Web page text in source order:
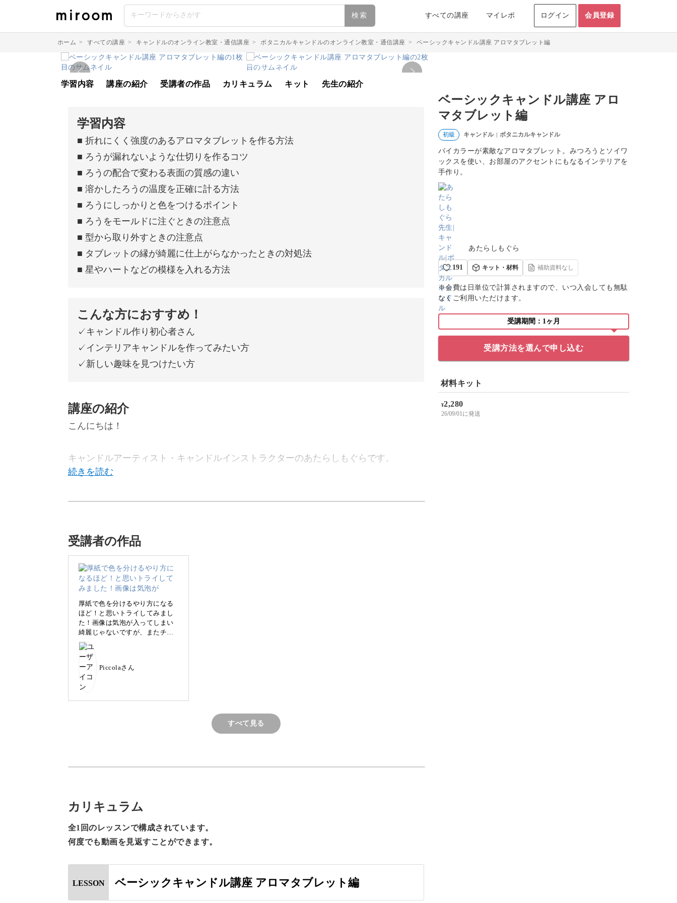
検索 すべての講座 マイレポ ログイン 会員登録
ホーム > すべての講座 > キャンドルのオンライン教室・通信講座 > ボタニカルキャンドルのオンライン教室・通信講座 > ベーシックキャンドル講座 アロマタブレット編
ベーシックキャンドル講座 アロ
マタブレット編
初級 キャンドル | ボタニカルキャンドル
バイカラーが素敵なアロマタブレット。みつろうとソイワ
ックスを使い、お部屋のアクセントにもなるインテリアを
手作り。
あたらしもぐら
191 キット・材料 補助資料なし
※会費は日単位で計算されますので、いつ入会しても無駄
なくご利用いただけます。
受講期間：1ヶ月
受講方法を選んで申し込む
材料キット
¥2,280
26/09/01に発送
学習内容 講座の紹介 受講者の作品 カリキュラム キット 先生の紹介
学習内容
■ 折れにくく強度のあるアロマタブレットを作る方法
■ ろうが漏れないような仕切りを作るコツ
■ ろうの配合で変わる表面の質感の違い
■ 溶かしたろうの温度を正確に計る方法
■ ろうにしっかりと色をつけるポイント
■ ろうをモールドに注ぐときの注意点
■ 型から取り外すときの注意点
■ タブレットの縁が綺麗に仕上がらなかったときの対処法
■ 星やハートなどの模様を入れる方法
こんな方におすすめ！
✓キャンドル作り初心者さん
✓インテリアキャンドルを作ってみたい方
✓新しい趣味を見つけたい方
講座の紹介
こんにちは！
キャンドルアーティスト・キャンドルインストラクターのあたらしもぐらです。
します。
きれいに仕上げるポイントを学んで、素敵なアロマタブレットを作ってみましょう！
アロマタブレットってどんなもの？
アロマタブレットとは、みつろうとソイワックスを使った香り付きのタブレット。
この講座ではろうの温度を正確に計る方法や、型から取り外すときの注意点など、基本
華やかすぎないシンプルなデザイン
韓国のアロマタブレットはお花などを使わず、シンプルなデザインが人気なんです。
受講者の作品
厚紙で色を分けるやり方になる
ほど！と思いトライしてみまし
た！画像は気泡が入ってしまい
綺麗じゃないですが、またチャ
レンジしてもっと完成度上げた
いと思います！！
Piccolaさん
すべて見る
カリキュラム
全1回のレッスンで構成されています。
何度でも動画を見返すことができます。
LESSON ベーシックキャンドル講座 アロマタブレット編